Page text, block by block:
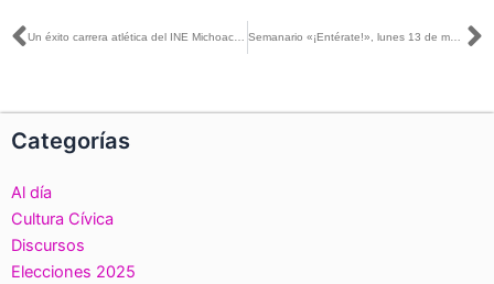
Ant Un éxito carrera atlética del INE Michoacán «Encarrerados al 2 de junio» Semanario «¡Entérate!», lunes 13 de mayo de 2024
Categorías
Al día
Cultura Cívica
Discursos
Elecciones 2025